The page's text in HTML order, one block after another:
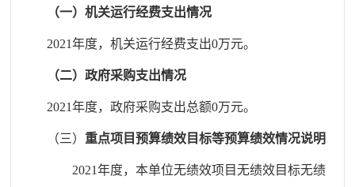
（一）机关运行经费支出情况
2021年度，机关运行经费支出0万元。
（二）政府采购支出情况
2021年度，政府采购支出总额0万元。
（三） 重点项目预算绩效目标等预算绩效情况说明
2021年度，本单位无绩效项目无绩效目标无绩